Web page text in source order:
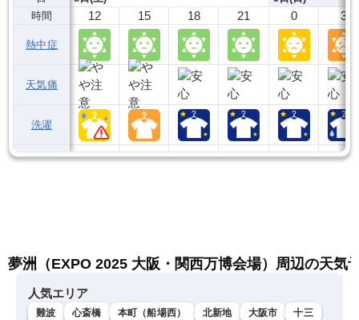
時間
熱中症
天気痛
洗濯
12 15 18 21 0 3
夢洲（EXPO 2025 大阪・関西万博会場）周辺の天気
人気エリア
難波 心斎橋 本町（船場西） 北新地 大阪市
十三